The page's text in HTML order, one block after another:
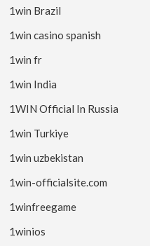
1win Brazil
1win casino spanish
1win fr
1win India
1WIN Official In Russia
1win Turkiye
1win uzbekistan
1win-officialsite.com
1winfreegame
1winios